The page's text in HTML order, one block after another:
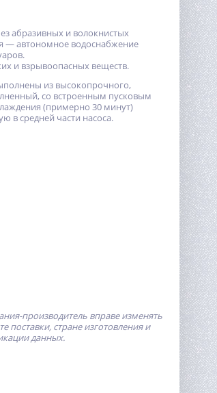
абразивных и волокнистых
— автономное водоснабжение
и взрывоопасных веществ.
из высокопрочного,
со встроенным пусковым
(примерно 30 минут)
в средней части насоса.
производитель вправе изменять
стране изготовления и
данных.